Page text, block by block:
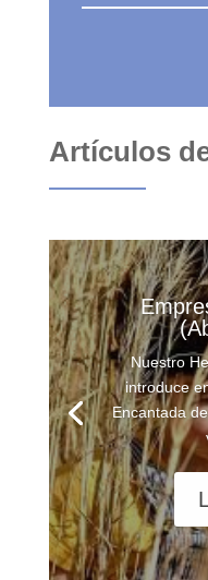
Artículos
Nuestro
introduce
Encantada